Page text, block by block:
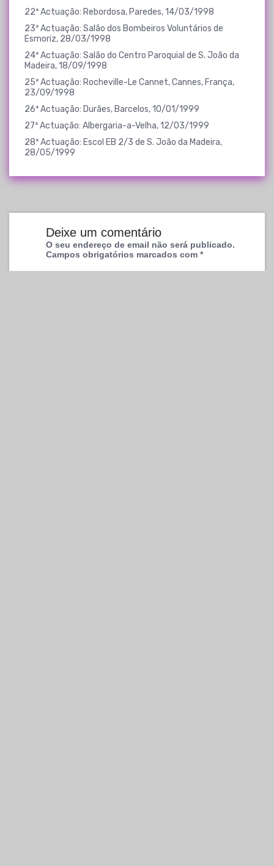
22ª Actuação: Rebordosa, Paredes, 14/03/1998
23ª Actuação: Salão dos Bombeiros Voluntários de
Esmoriz, 28/03/1998
24ª Actuação: Salão do Centro Paroquial de S. João da
Madeira, 18/09/1998
25ª Actuação: Rocheville-Le Cannet, Cannes, França,
23/09/1998
26ª Actuação: Durães, Barcelos, 10/01/1999
27ª Actuação: Albergaria-a-Velha, 12/03/1999
28ª Actuação: Escol EB 2/3 de S. João da Madeira,
28/05/1999
Deixe um comentário
O seu endereço de email não será publicado.
Campos obrigatórios marcados com *